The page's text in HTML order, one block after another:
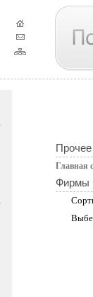
Главная
Фирмы